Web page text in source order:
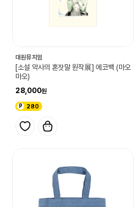
대원뮤지엄
[소설 약사의 혼잣말 원작展] 에코백 (마오
마오)
28,000
280